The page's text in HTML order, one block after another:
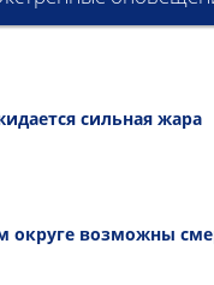
сильная жара
округе возможны